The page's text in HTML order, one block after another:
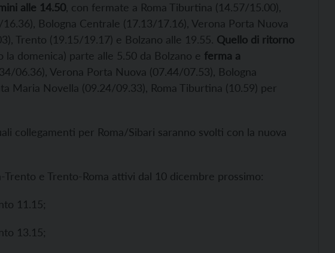
alle 14.50 , con fermate a Roma Tiburtina (14.57/15.00),
Bologna Centrale (17.13/17.16), Verona Porta Nuova
Trento (19.15/19.17) e Bolzano alle 19.55. Quello di ritorno
domenica) parte alle 5.50 da Bolzano e ferma a
06.36), Verona Porta Nuova (07.44/07.53), Bologna
Maria Novella (09.24/09.33), Roma Tiburtina (10.59) per
collegamenti per Roma/Sibari saranno svolti con la nuova
e Trento-Roma attivi dal 10 dicembre prossimo:
11.15;
13.15;